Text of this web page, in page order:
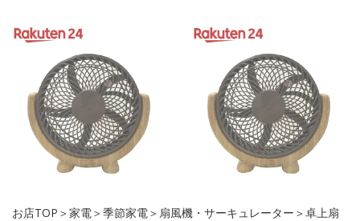
お店TOP＞家電＞季節家電＞扇風機・サーキュレーター＞卓上扇